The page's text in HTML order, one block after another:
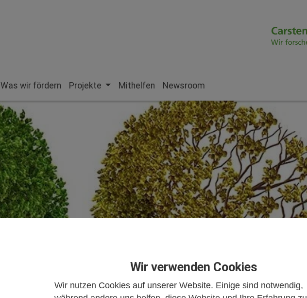
Wir verwenden Cookies
Wir nutzen Cookies auf unserer Website. Einige sind notwendig,
Was wir fördern Projekte Mithelfen Newsroom